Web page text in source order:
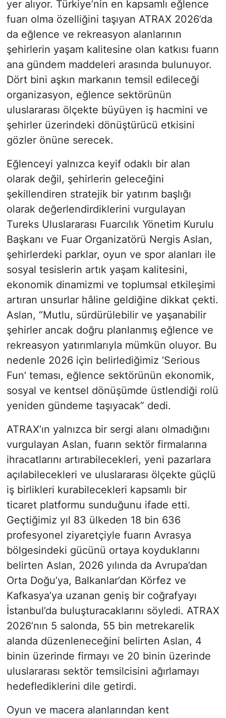
yer alıyor. Türkiye’nin en kapsamlı eğlence
fuarı olma özelliğini taşıyan ATRAX 2026’da
da eğlence ve rekreasyon alanlarının
şehirlerin yaşam kalitesine olan katkısı fuarın
ana gündem maddeleri arasında bulunuyor.
Dört bini aşkın markanın temsil edileceği
organizasyon, eğlence sektörünün
uluslararası ölçekte büyüyen iş hacmini ve
şehirler üzerindeki dönüştürücü etkisini
gözler önüne serecek.
Eğlenceyi yalnızca keyif odaklı bir alan
olarak değil, şehirlerin geleceğini
şekillendiren stratejik bir yatırım başlığı
olarak değerlendirdiklerini vurgulayan
Tureks Uluslararası Fuarcılık Yönetim Kurulu
Başkanı ve Fuar Organizatörü Nergis Aslan,
şehirlerdeki parklar, oyun ve spor alanları ile
sosyal tesislerin artık yaşam kalitesini,
ekonomik dinamizmi ve toplumsal etkileşimi
artıran unsurlar hâline geldiğine dikkat çekti.
Aslan, “Mutlu, sürdürülebilir ve yaşanabilir
şehirler ancak doğru planlanmış eğlence ve
rekreasyon yatırımlarıyla mümkün oluyor. Bu
nedenle 2026 için belirlediğimiz ‘Serious
Fun’ teması, eğlence sektörünün ekonomik,
sosyal ve kentsel dönüşümde üstlendiği rolü
yeniden gündeme taşıyacak” dedi.
ATRAX’ın yalnızca bir sergi alanı olmadığını
vurgulayan Aslan, fuarın sektör firmalarına
ihracatlarını artırabilecekleri, yeni pazarlara
açılabilecekleri ve uluslararası ölçekte güçlü
iş birlikleri kurabilecekleri kapsamlı bir
ticaret platformu sunduğunu ifade etti.
Geçtiğimiz yıl 83 ülkeden 18 bin 636
profesyonel ziyaretçiyle fuarın Avrasya
bölgesindeki gücünü ortaya koyduklarını
belirten Aslan, 2026 yılında da Avrupa’dan
Orta Doğu’ya, Balkanlar’dan Körfez ve
Kafkasya’ya uzanan geniş bir coğrafyayı
İstanbul’da buluşturacaklarını söyledi. ATRAX
2026’nın 5 salonda, 55 bin metrekarelik
alanda düzenleneceğini belirten Aslan, 4
binin üzerinde firmayı ve 20 binin üzerinde
uluslararası sektör temsilcisini ağırlamayı
hedeflediklerini dile getirdi.
Oyun ve macera alanlarından kent